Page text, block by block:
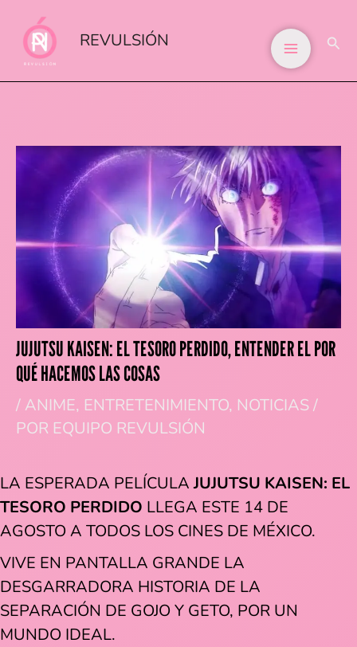
CONTENIDO
REVULSIÓN
JUJUTSU KAISEN: EL TESORO PERDIDO, ENTENDER EL POR
QUÉ HACEMOS LAS COSAS
/ ANIME, ENTRETENIMIENTO, NOTICIAS/
POR EQUIPO REVULSIÓN
LA ESPERADA PELÍCULAJUJUTSU KAISEN: EL
TESORO PERDIDO LLEGA ESTE 14 DE
AGOSTO A TODOS LOS CINES DE MÉXICO.
VIVE EN PANTALLA GRANDE LA
DESGARRADORA HISTORIA DE LA
SEPARACIÓN DE GOJO Y GETO, POR UN
MUNDO IDEAL.